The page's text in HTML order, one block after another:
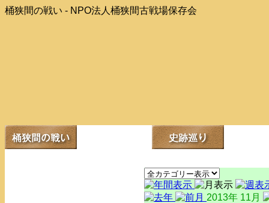
桶狭間の戦い - NPO法人桶狭間古戦場保存会
2013年 11月